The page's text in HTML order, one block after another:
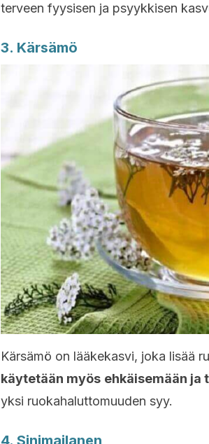
terveen fyysisen ja psyykkisen
3. Kärsämö
Kärsämö on lääkekasvi, joka lisää
käytetään myös ehkäisemään ja
yksi ruokahaluttomuuden syy.
4. Sinimailanen